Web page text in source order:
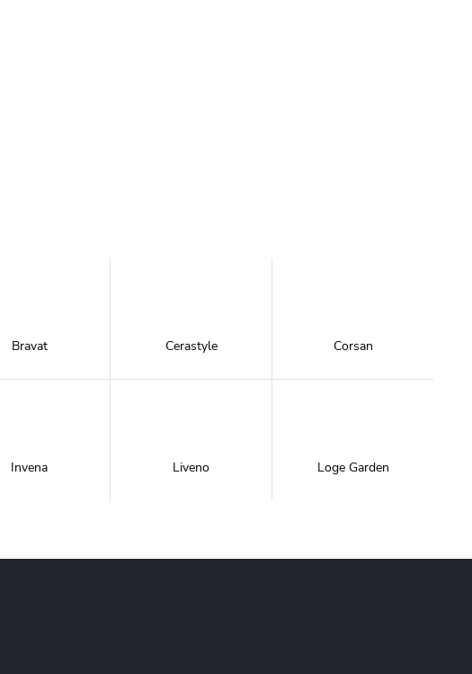
Bravat Cerastyle Corsan
Invena Liveno Loge Garden